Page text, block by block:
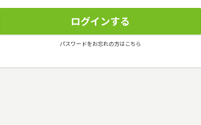
パスワードをお忘れの方はこちら